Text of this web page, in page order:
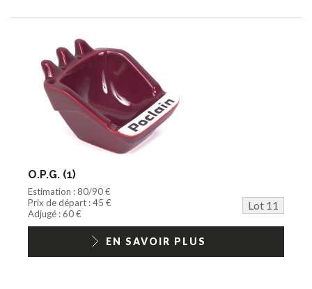
O.P.G. (1)
Estimation : 80/90 €
Prix de départ : 45 €
Lot 11
Adjugé : 60 €
EN SAVOIR PLUS